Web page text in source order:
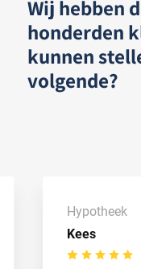
Wij hebben
honderden
kunnen
volgende?
Kees
Hypotheek